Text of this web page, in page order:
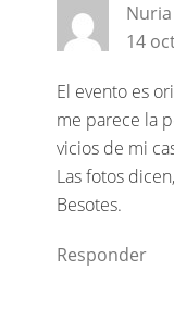
14
El evento es
me parece la
vicios de mi
Las fotos
Besotes.
Responder